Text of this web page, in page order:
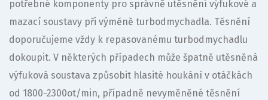
potřebné komponenty pro správně utěsnění výfukové a
mazací soustavy při výměně turbodmychadla. Těsnění
doporučujeme vždy k repasovanému turbodmychadlu
dokoupit. V některých případech může špatně utěsněná
výfuková soustava způsobit hlasité houkání v otáčkách
od 1800-2300ot/min, případně nevyměněné těsnění